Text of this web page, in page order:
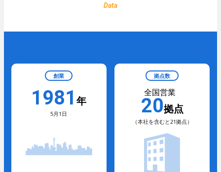
Data
創業
1981年
5月1日
拠点数
全国営業
20拠点
（本社を含むと21拠点）
- 保守点検
人と仕事
- 先輩社員インタビュー
技術系総合職
- 先輩社員インタビュー
先輩社員インタビュー
数字で見るパナソニック
EWエンジニアリング